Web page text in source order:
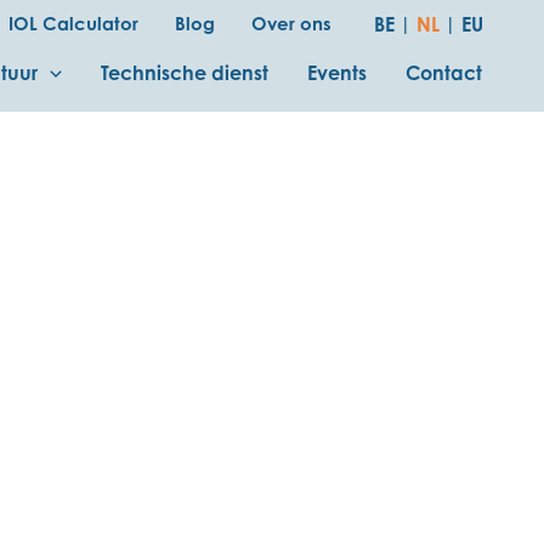
IOL Calculator Blog Over ons BE | NL | EU
Technische dienst Events Contact